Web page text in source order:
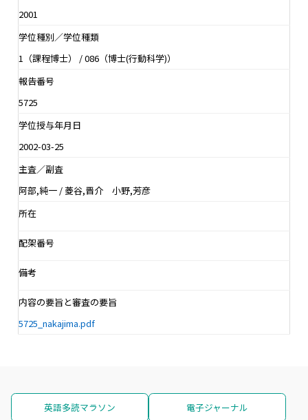
2001
学位種別／学位種類
1（課程博士） / 086（博士(行動科学)）
報告番号
5725
学位授与年月日
2002-03-25
主査／副査
阿部,純一 / 菱谷,晋介 小野,芳彦
所在
配架番号
備考
内容の要旨と審査の要旨
5725_nakajima.pdf
英語多読マラソン 電子ジャーナル